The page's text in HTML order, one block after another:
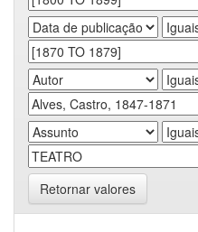
Retornar valores